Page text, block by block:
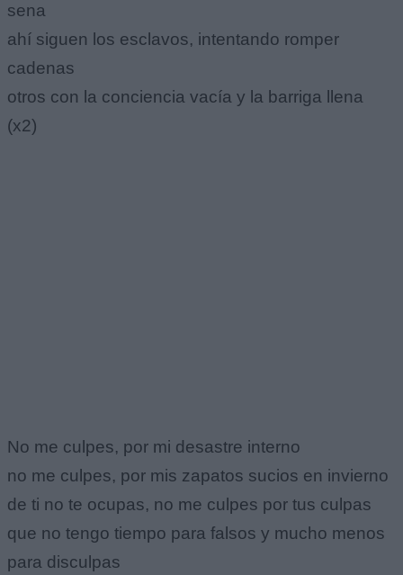
sena
ahí siguen los esclavos, intentando romper
cadenas
otros con la conciencia vacía y la barriga llena
(x2)
No me culpes, por mi desastre interno
no me culpes, por mis zapatos sucios en invierno
de ti no te ocupas, no me culpes por tus culpas
que no tengo tiempo para falsos y mucho menos
para disculpas